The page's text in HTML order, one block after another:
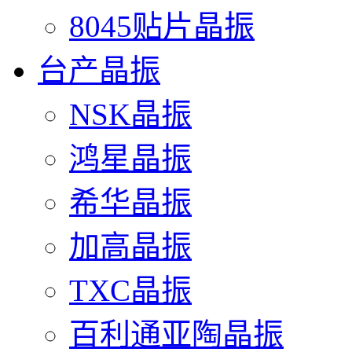
8045贴片晶振
台产晶振
NSK晶振
鸿星晶振
希华晶振
加高晶振
TXC晶振
百利通亚陶晶振